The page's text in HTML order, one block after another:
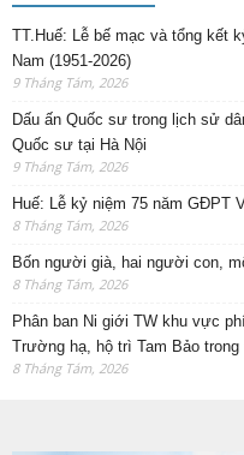
TT.Huế: Lễ bế mạc và tổng kết
Nam (1951-2026)
9 Tháng Tám, 2026
Dấu ấn Quốc sư trong lịch sử
Quốc sư tại Hà Nội
9 Tháng Tám, 2026
Huế: Lễ kỷ niệm 75 năm GĐPT
8 Tháng Tám, 2026
Bốn người già, hai người con,
8 Tháng Tám, 2026
Phân ban Ni giới TW khu vực
Trường hạ, hộ trì Tam Bảo
8 Tháng Tám, 2026